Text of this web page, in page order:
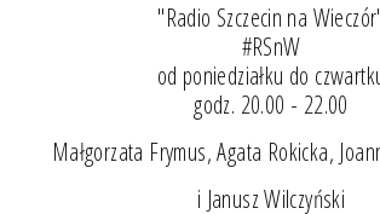
"Radio Szczecin na
#RSnW
od poniedziałku do
godz. 20.00 - 22.00
Małgorzata Frymus, Agata Rokicka,
i Janusz Wilczyński